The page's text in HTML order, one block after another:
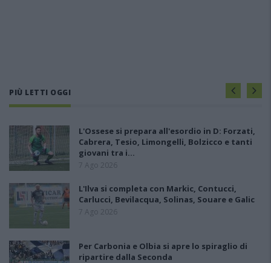
PIÙ LETTI OGGI
L'Ossese si prepara all'esordio in D: Forzati,
Cabrera, Tesio, Limongelli, Bolzicco e tanti
giovani tra i…
7 Ago 2026
L'Ilva si completa con Markic, Contucci,
Carlucci, Bevilacqua, Solinas, Souare e Galic
7 Ago 2026
Per Carbonia e Olbia si apre lo spiraglio di
ripartire dalla Seconda